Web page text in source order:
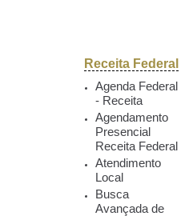
Receita Federal
Agenda Federal
- Receita
Agendamento
Presencial
Receita Federal
Atendimento
Local
Busca
Avançada de